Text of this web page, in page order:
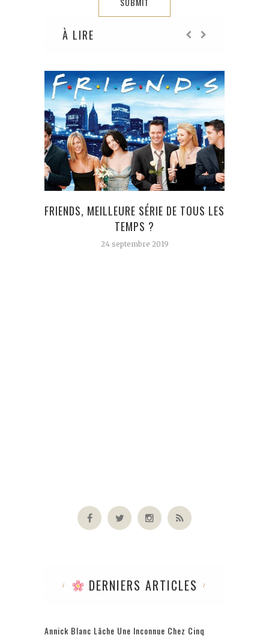
À LIRE
FRIENDS, MEILLEURE SÉRIE DE TOUS LES
TEMPS ?
24 septembre 2019
DERNIERS ARTICLES
Annick Blanc Lâche Une Inconnue Chez Cinq